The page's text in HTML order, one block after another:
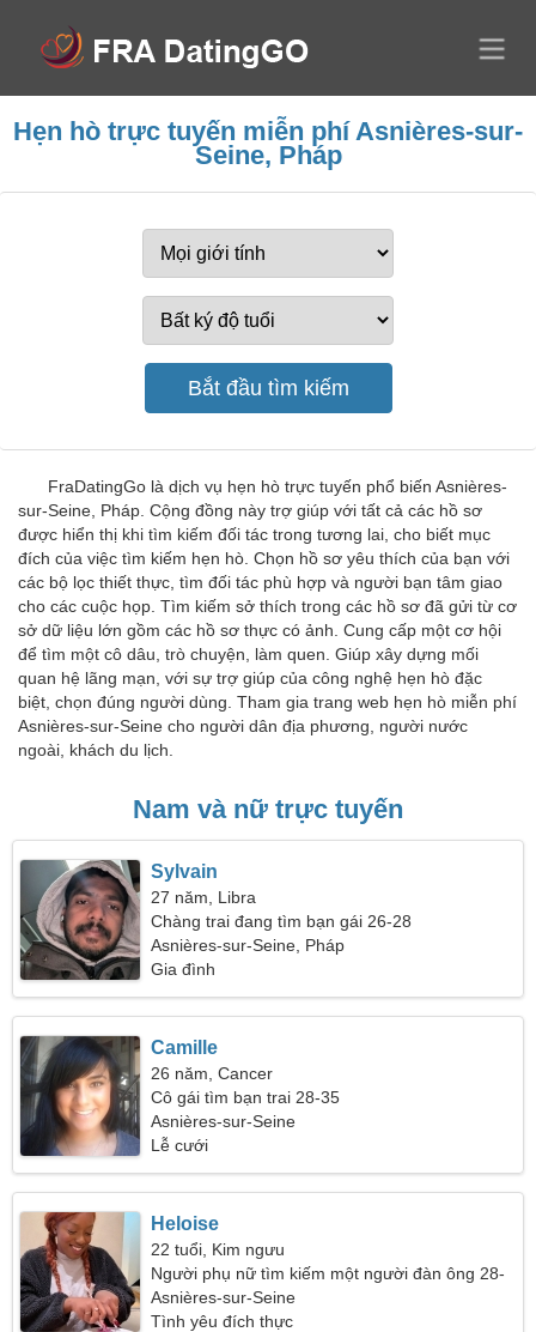
Hẹn hò trực tuyến miễn phí Asnières-sur-
Seine, Pháp
FraDatingGo là dịch vụ hẹn hò trực tuyến phổ biến Asnières-
sur-Seine, Pháp. Cộng đồng này trợ giúp với tất cả các hồ sơ
được hiển thị khi tìm kiếm đối tác trong tương lai, cho biết mục
đích của việc tìm kiếm hẹn hò. Chọn hồ sơ yêu thích của bạn với
các bộ lọc thiết thực, tìm đối tác phù hợp và người bạn tâm giao
cho các cuộc họp. Tìm kiếm sở thích trong các hồ sơ đã gửi từ cơ
sở dữ liệu lớn gồm các hồ sơ thực có ảnh. Cung cấp một cơ hội
để tìm một cô dâu, trò chuyện, làm quen. Giúp xây dựng mối
quan hệ lãng mạn, với sự trợ giúp của công nghệ hẹn hò đặc
biệt, chọn đúng người dùng. Tham gia trang web hẹn hò miễn phí
Asnières-sur-Seine cho người dân địa phương, người nước
ngoài, khách du lịch.
Nam và nữ trực tuyến
Sylvain
27 năm, Libra
Chàng trai đang tìm bạn gái 26-28
Asnières-sur-Seine, Pháp
Gia đình
Camille
26 năm, Cancer
Cô gái tìm bạn trai 28-35
Asnières-sur-Seine
Lễ cưới
Heloise
22 tuổi, Kim ngưu
Người phụ nữ tìm kiếm một người đàn ông 28-
31
Asnières-sur-Seine
Tình yêu đích thực